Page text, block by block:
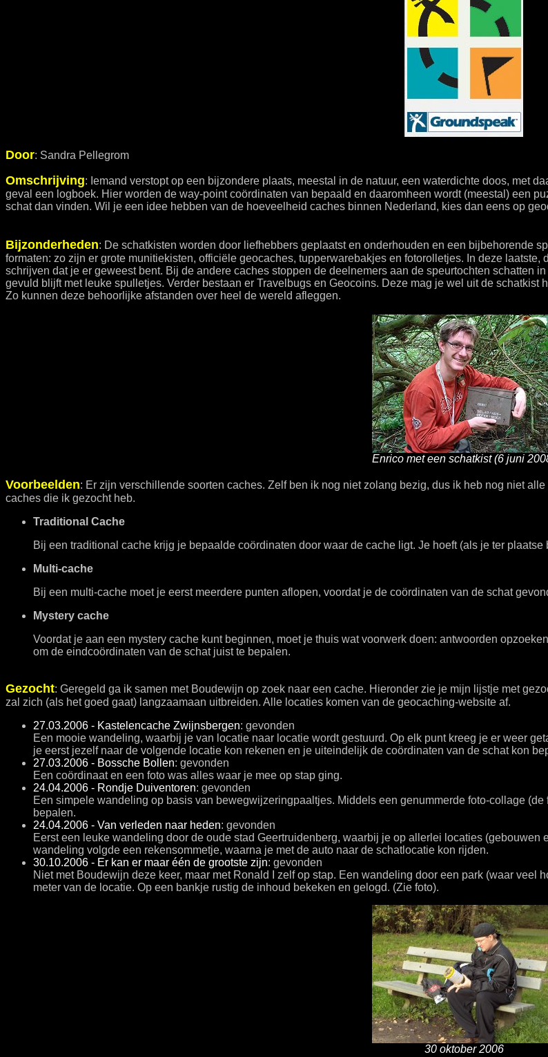
Door: Sandra Pellegrom
Omschrijving: Iemand verstopt op een bijzondere plaats, meestal in de natuur, een waterdichte doos, met
geval een logboek. Hier worden de way-point coördinaten van bepaald en daaromheen wordt (meestal) een
schat dan vinden. Wil je een idee hebben van de hoeveelheid caches binnen Nederland, kies dan eens op
Bijzonderheden: De schatkisten worden door liefhebbers geplaatst en onderhouden en een bijbehorende
formaten: zo zijn er grote munitiekisten, officiële geocaches, tupperwarebakjes en fotorolletjes. In deze
schrijven dat je er geweest bent. Bij de andere caches stoppen de deelnemers aan de speurtochten schatten
gevuld blijft met leuke spulletjes. Verder bestaan er Travelbugs en Geocoins. Deze mag je wel uit de
Zo kunnen deze behoorlijke afstanden over heel de wereld afleggen.
Enrico met een schatkist (6 juni
Voorbeelden: Er zijn verschillende soorten caches. Zelf ben ik nog niet zolang bezig, dus ik heb nog niet
caches die ik gezocht heb.
Traditional Cache
Bij een traditional cache krijg je bepaalde coördinaten door waar de cache ligt. Je hoeft (als je ter
Multi-cache
Bij een multi-cache moet je eerst meerdere punten aflopen, voordat je de coördinaten van de schat
Mystery cache
Voordat je aan een mystery cache kunt beginnen, moet je thuis wat voorwerk doen: antwoorden
om de eindcoördinaten van de schat juist te bepalen.
Gezocht: Geregeld ga ik samen met Boudewijn op zoek naar een cache. Hieronder zie je mijn lijstje met
zal zich (als het goed gaat) langzaamaan uitbreiden. Alle locaties komen van de geocaching-website af.
27.03.2006 - Kastelencache Zwijnsbergen: gevonden
Een mooie wandeling, waarbij je van locatie naar locatie wordt gestuurd. Op elk punt kreeg je er weer
je eerst jezelf naar de volgende locatie kon rekenen en je uiteindelijk de coördinaten van de schat kon
27.03.2006 - Bossche Bollen: gevonden
Een coördinaat en een foto was alles waar je mee op stap ging.
24.04.2006 - Rondje Duiventoren: gevonden
Een simpele wandeling op basis van bewegwijzeringpaaltjes. Middels een genummerde foto-collage
bepalen.
24.04.2006 - Van verleden naar heden: gevonden
Eerst een leuke wandeling door de oude stad Geertruidenberg, waarbij je op allerlei locaties
wandeling volgde een rekensommetje, waarna je met de auto naar de schatlocatie kon rijden.
30.10.2006 - Er kan er maar één de grootste zijn: gevonden
Niet met Boudewijn deze keer, maar met Ronald I zelf op stap. Een wandeling door een park (waar
meter van de locatie. Op een bankje rustig de inhoud bekeken en gelogd. (Zie foto).
30 oktober 2006